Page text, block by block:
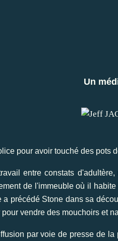
Un
pour avoir touché des pots
entre constats
de l'immeuble où il
a précédé Stone dans sa
vendre des mouchoirs et
par voie de presse de